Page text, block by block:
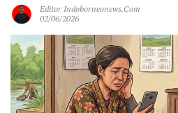
Editor Indoborneonews.com
02/06/2026